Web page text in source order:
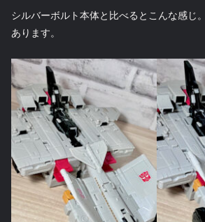
シルバーボルト本体と比べるとこんな感じ
あります。